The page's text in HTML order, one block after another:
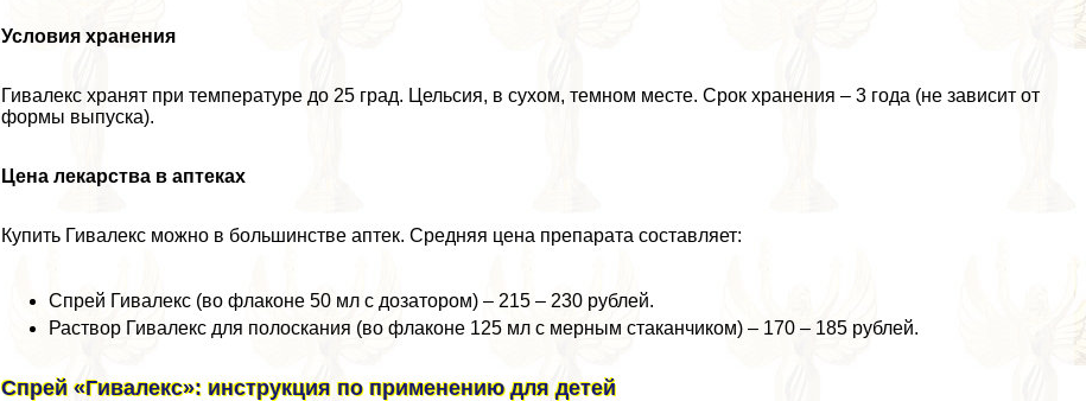
Условия хранения
Гивалекс хранят при температуре до 25 град. Цельсия, в сухом, темном месте. Срок хранения – 3 года (не зависит от
формы выпуска).
Цена лекарства в аптеках
Купить Гивалекс можно в большинстве аптек. Средняя цена препарата составляет:
Спрей Гивалекс (во флаконе 50 мл с дозатором) – 215 – 230 рублей.
Раствор Гивалекс для полоскания (во флаконе 125 мл с мерным стаканчиком) – 170 – 185 рублей.
Спрей «Гивалекс»: инструкция по применению для детей